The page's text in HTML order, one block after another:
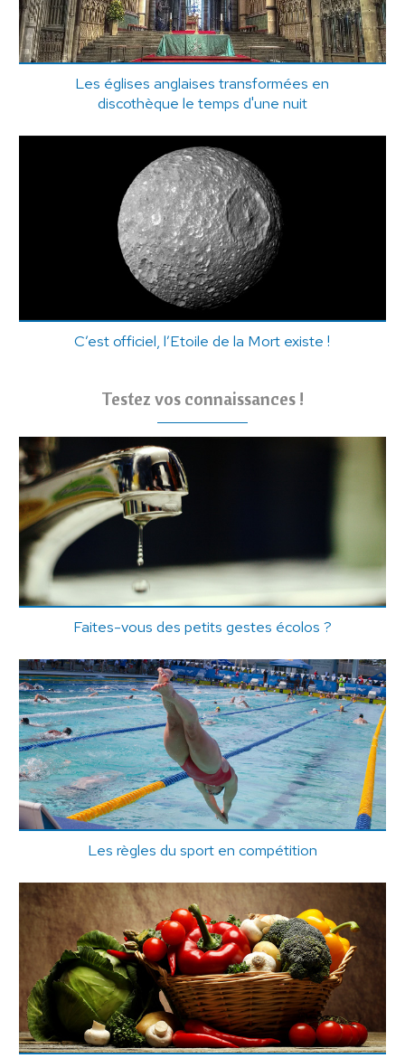
Les églises anglaises transformées en
discothèque le temps d'une nuit
C’est officiel, l’Etoile de la Mort existe !
Testez vos connaissances !
Faites-vous des petits gestes écolos ?
Les règles du sport en compétition